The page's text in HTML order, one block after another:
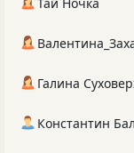
Галина
Константин